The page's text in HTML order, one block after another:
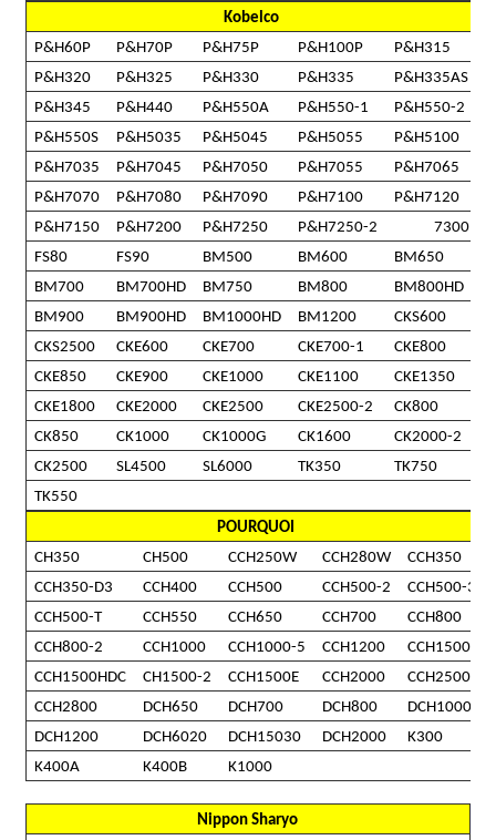
Kobelco
P&H60P
P&H70P P&H75P P&H100P
P&H315
P&H320
P&H325 P&H330 P&H335
P&H335AS
P&H345
P&H440 P&H550A P&H550-1
P&H550-2
P&H550S
P&H5035 P&H5045 P&H5055
P&H5100
P&H7035
P&H7045 P&H7050 P&H7055
P&H7065
P&H7070
P&H7080 P&H7090 P&H7100
P&H7120
P&H7150
P&H7200 P&H7250 P&H7250-2
7300
FS80
FS90 BM500 BM600
BM650
BM700
BM700HD BM750 BM800
BM800HD
BM900
BM900HD BM1000HD BM1200
CKS600
CKS2500
CKE600 CKE700 CKE700-1
CKE800
CKE850
CKE900 CKE1000 CKE1100
CKE1350
CKE1800
CKE2000 CKE2500 CKE2500-2
CK800
CK850
CK1000 CK1000G CK1600
CK2000-2
CK2500
SL4500 SL6000 TK350
TK750
TK550
POURQUOI
CH350
CH500 CCH250W CCH280W
CCH350
CCH350-D3
CCH400 CCH500 CCH500-2
CCH500-3
CCH500-T
CCH550 CCH650 CCH700
CCH800
CCH800-2
CCH1000 CCH1000-5 CCH1200
CCH1500
CCH1500HDC
CH1500-2 CCH1500E CCH2000
CCH2500
CCH2800
DCH650 DCH700 DCH800
DCH1000
DCH1200
DCH6020 DCH15030 DCH2000
K300
K400A
K400B K1000
Nippon Sharyo